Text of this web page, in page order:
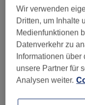
Salonbewertungen
4,9
Wir verwenden
Dritten, um Inhalte
Medienfunktionen
Datenverkehr zu
Informationen
unsere Partner für
Analysen weiter.